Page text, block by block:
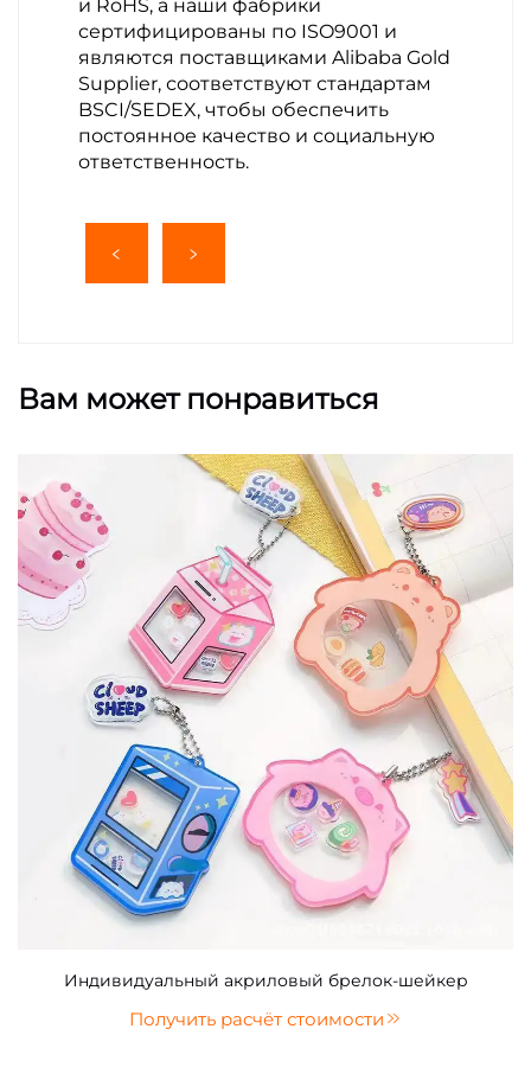
и RoHS, а наши фабрики
сертифицированы по ISO9001 и
являются поставщиками Alibaba Gold
Supplier, соответствуют стандартам
BSCI/SEDEX, чтобы обеспечить
постоянное качество и социальную
ответственность.
Вам может понравиться
Индивидуальный акриловый брелок-шейкер
Получить расчёт стоимости